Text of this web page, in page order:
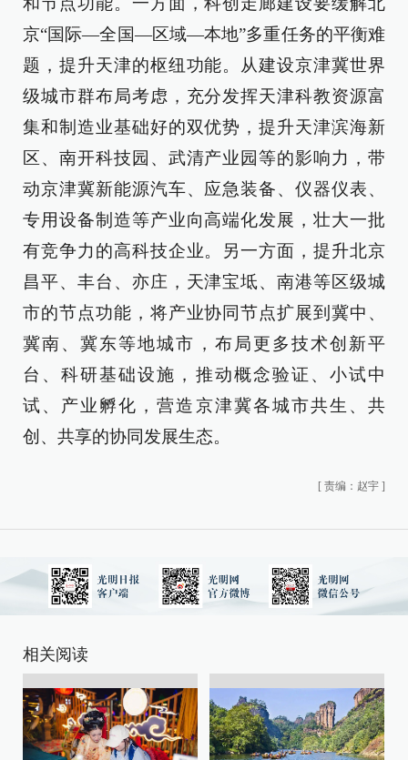
京“国际—全国—区域—本地”多重任务的平衡难
题，提升天津的枢纽功能。从建设京津冀世界
级城市群布局考虑，充分发挥天津科教资源富
集和制造业基础好的双优势，提升天津滨海新
区、南开科技园、武清产业园等的影响力，带
动京津冀新能源汽车、应急装备、仪器仪表、
专用设备制造等产业向高端化发展，壮大一批
有竞争力的高科技企业。另一方面，提升北京
昌平、丰台、亦庄，天津宝坻、南港等区级城
市的节点功能，将产业协同节点扩展到冀中、
冀南、冀东等地城市，布局更多技术创新平
台、科研基础设施，推动概念验证、小试中
试、产业孵化，营造京津冀各城市共生、共
创、共享的协同发展生态。
[ 责编：赵宇 ]
相关阅读